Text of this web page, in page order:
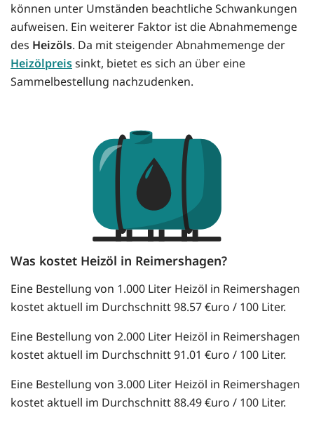
können unter Umständen beachtliche Schwankungen
aufweisen. Ein weiterer Faktor ist die Abnahmemenge
des Heizöls. Da mit steigender Abnahmemenge der
Heizölpreissinkt, bietet es sich an über eine
Sammelbestellung nachzudenken.
Was kostet Heizöl in Reimershagen?
Eine Bestellung von 1.000 Liter Heizöl in Reimershagen
kostet aktuell im Durchschnitt 98.57 €uro / 100 Liter.
Eine Bestellung von 2.000 Liter Heizöl in Reimershagen
kostet aktuell im Durchschnitt 91.01 €uro / 100 Liter.
Eine Bestellung von 3.000 Liter Heizöl in Reimershagen
kostet aktuell im Durchschnitt 88.49 €uro / 100 Liter.